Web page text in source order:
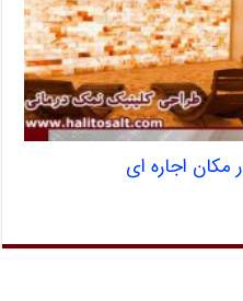
اجاره ای